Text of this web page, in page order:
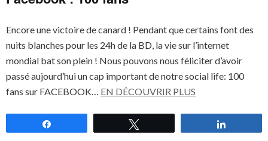
Encore une victoire de canard ! Pendant que certains font des
nuits blanches pour les 24h de la BD, la vie sur l’internet
mondial bat son plein ! Nous pouvons nous féliciter d’avoir
passé aujourd’hui un cap important de notre social life: 100
fans sur FACEBOOK… EN DÉCOUVRIR PLUS